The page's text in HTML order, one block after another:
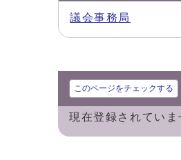
議会事務局
このページをチェックする
現在登録されていま